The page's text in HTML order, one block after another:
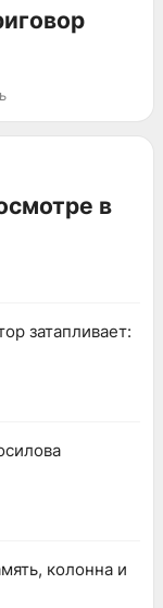
в
затапливает:
колонна и